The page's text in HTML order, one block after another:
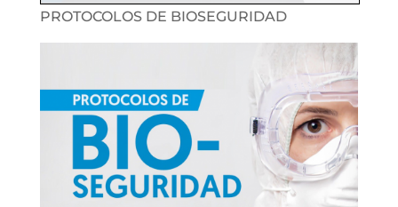
PROTOCOLOS DE BIOSEGURIDAD